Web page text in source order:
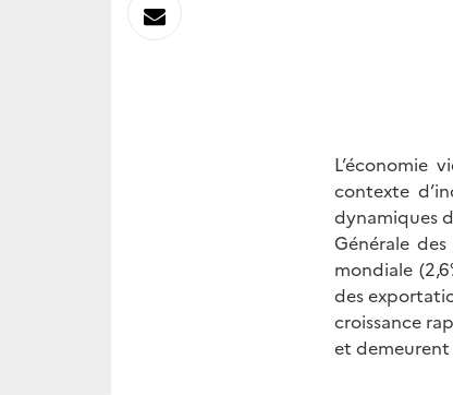
L’économie
contexte
dynamiques
Générale
mondiale
des
croissance
et demeurent
Envoyer